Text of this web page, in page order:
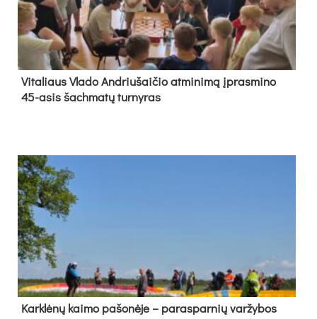
Vi­ta­liaus Vla­do And­riu­šai­čio at­mi­ni­mą įpras­mi­no
45-asis šach­ma­tų tur­ny­ras
Kark­lė­nų kai­mo pa­šo­nė­je – pa­ras­par­nių var­žy­bos